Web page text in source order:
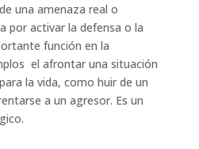
una amenaza real o
por activar la defensa o la
función en la
el afrontar una situación
la vida, como huir de un
a un agresor. Es un